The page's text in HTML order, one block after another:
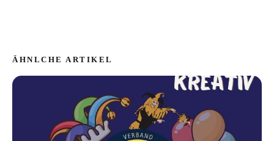
ÄHNLCHE ARTIKEL